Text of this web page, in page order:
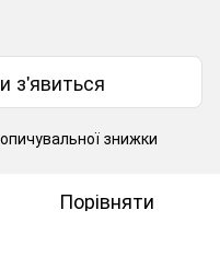
з'явиться
знижки
Порівняти